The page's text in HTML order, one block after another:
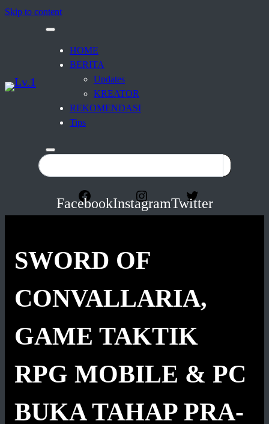
Skip to content
HOME
BERITA
Updates
KREATOR
REKOMENDASI
Tips
FacebookInstagramTwitter
SWORD OF
CONVALLARIA,
GAME TAKTIK
RPG MOBILE & PC
BUKA TAHAP PRA-